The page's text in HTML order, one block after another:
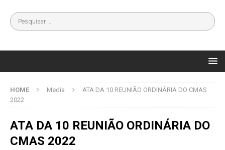
HOME Media
ATA DA 10 REUNIÃO ORDINÁRIA DO CMAS
2022
ATA DA 10 REUNIÃO ORDINÁRIA DO
CMAS 2022